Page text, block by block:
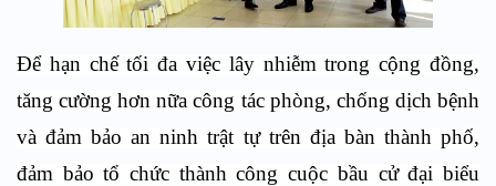
Để hạn chế tối đa việc lây nhiễm trong cộng đồng,
tăng cường hơn nữa công tác phòng, chống dịch bệnh
và đảm bảo an ninh trật tự trên địa bàn thành phố,
đảm bảo tổ chức thành công cuộc bầu cử đại biểu